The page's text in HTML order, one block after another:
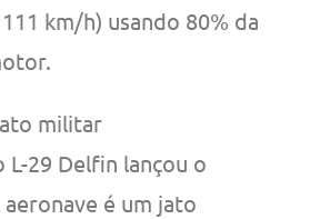
km/h) usando 80% da
militar
L-29 Delfin lançou o
é um jato